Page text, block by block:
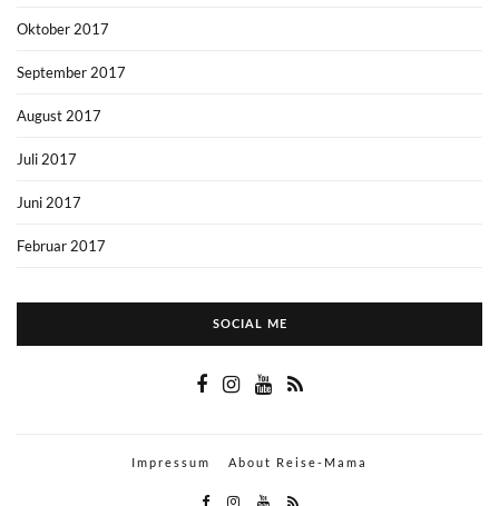
Oktober 2017
September 2017
August 2017
Juli 2017
Juni 2017
Februar 2017
SOCIAL ME
Impressum About Reise-Mama